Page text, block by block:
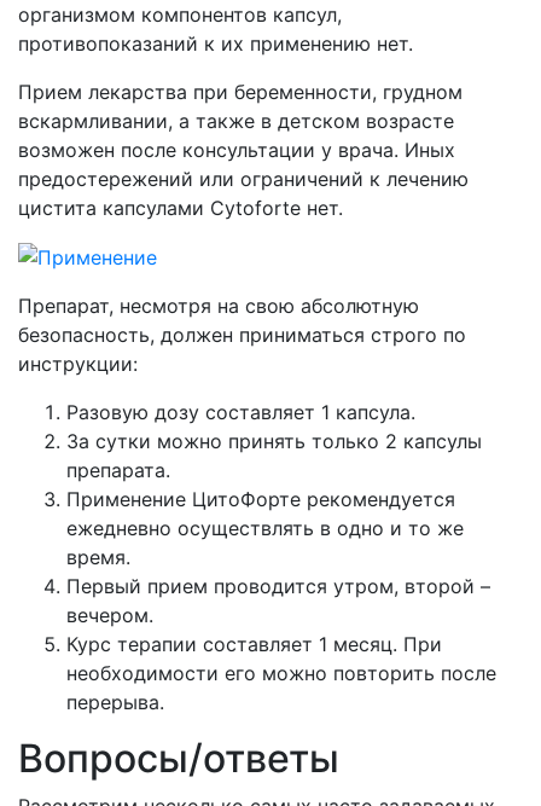
организмом компонентов капсул,
противопоказаний к их применению нет.
Прием лекарства при беременности, грудном
вскармливании, а также в детском возрасте
возможен после консультации у врача. Иных
предостережений или ограничений к лечению
цистита капсулами Сytoforte нет.
Препарат, несмотря на свою абсолютную
безопасность, должен приниматься строго по
инструкции:
Разовую дозу составляет 1 капсула.
За сутки можно принять только 2 капсулы
препарата.
Применение ЦитоФорте рекомендуется
ежедневно осуществлять в одно и то же
время.
Первый прием проводится утром, второй –
вечером.
Курс терапии составляет 1 месяц. При
необходимости его можно повторить после
перерыва.
Вопросы/ответы